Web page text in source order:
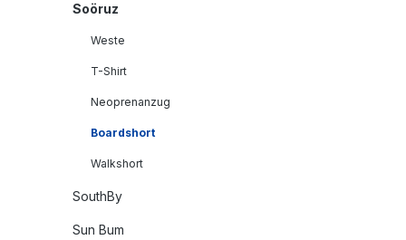
Soöruz
Weste
T-Shirt
Neoprenanzug
Boardshort
Walkshort
SouthBy
Sun Bum